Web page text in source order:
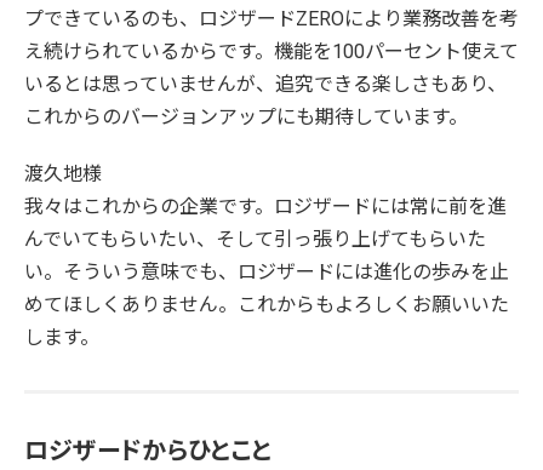
プできているのも、ロジザードZEROにより業務改善を考
え続けられているからです。機能を100パーセント使えて
いるとは思っていませんが、追究できる楽しさもあり、
これからのバージョンアップにも期待しています。
渡久地様
我々はこれからの企業です。ロジザードには常に前を進
んでいてもらいたい、そして引っ張り上げてもらいた
い。そういう意味でも、ロジザードには進化の歩みを止
めてほしくありません。これからもよろしくお願いいた
します。
ロジザードからひとこと